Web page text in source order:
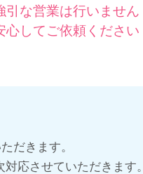
引な営業は行いません
心してご依頼ください
だきます。
応させていただきます。